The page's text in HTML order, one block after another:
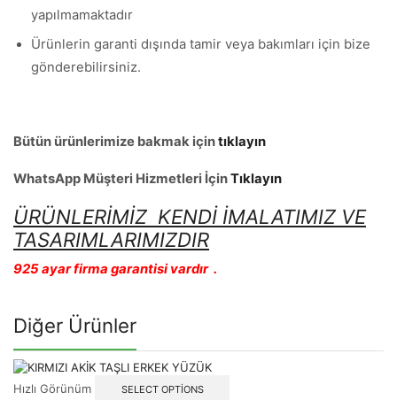
yapılmamaktadır
Ürünlerin garanti dışında tamir veya bakımları için bize
gönderebilirsiniz.
Bütün ürünlerimize bakmak içintıklayın
WhatsApp Müşteri Hizmetleri İçinTıklayın
ÜRÜNLERİMİZ KENDİ İMALATIMIZ VE
TASARIMLARIMIZDIR
925 ayar firma garantisi vardır .
Diğer Ürünler
Hızlı Görünüm SELECT OPTIONS